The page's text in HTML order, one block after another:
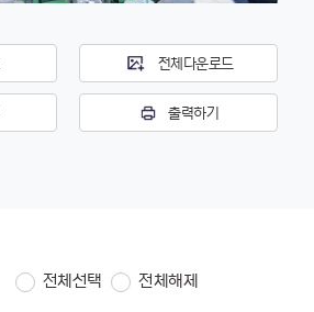
전체다운로드
출력하기
전체선택 전체해제